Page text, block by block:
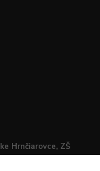
Hrnčiarovce, ZŠ